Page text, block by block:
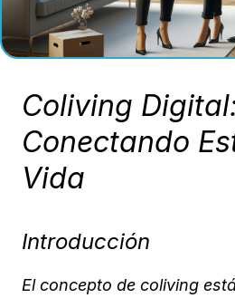
Coliving
Conectando
Vida
Introducción
El concepto de coliving